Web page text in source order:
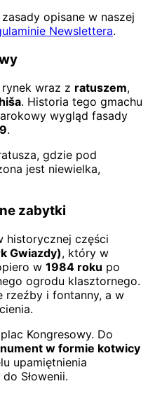
opisane w naszej
Newslettera.
wraz z ratuszem,
. Historia tego gmachu
wygląd fasady
.
gdzie pod
jest niewielka,
zabytki
historycznej części
Gwiazdy), który w
w 1984 roku po
ogrodu klasztornego.
rzeźby i fontanny, a w
Kongresowy. Do
w formie kotwicy
upamiętnienia
do Słowenii.